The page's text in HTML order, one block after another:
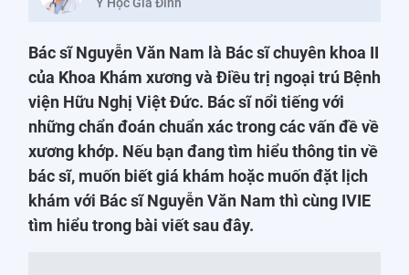
Bác sĩ Nguyễn Văn Nam là Bác sĩ chuyên khoa II
của Khoa Khám xương và Điều trị ngoại trú Bệnh
viện Hữu Nghị Việt Đức. Bác sĩ nổi tiếng với
những chẩn đoán chuẩn xác trong các vấn đề về
xương khớp. Nếu bạn đang tìm hiểu thông tin về
bác sĩ, muốn biết giá khám hoặc muốn đặt lịch
khám với Bác sĩ Nguyễn Văn Nam thì cùng IVIE
tìm hiểu trong bài viết sau đây.